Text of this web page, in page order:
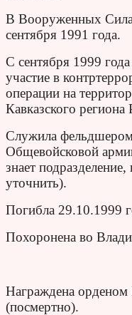
В Вооруженных
сентября 1991 года.
С сентября 1999
участие в
операции на
Кавказского
Служила
Общевойсковой
знает
уточнить).
Погибла 29.10.1999
Похоронена во
Награждена
(посмертно).